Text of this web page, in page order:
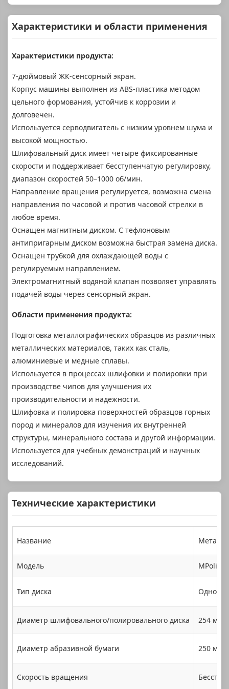
Характеристики и области применения
Характеристики продукта:
7-дюймовый ЖК-сенсорный экран.
Корпус машины выполнен из ABS-пластика методом
цельного формования, устойчив к коррозии и
долговечен.
Используется серводвигатель с низким уровнем шума и
высокой мощностью.
Шлифовальный диск имеет четыре фиксированные
скорости и поддерживает бесступенчатую регулировку,
диапазон скоростей 50–1000 об/мин.
Направление вращения регулируется, возможна смена
направления по часовой и против часовой стрелки в
любое время.
Оснащен магнитным диском. С тефлоновым
антипригарным диском возможна быстрая замена диска.
Оснащен трубкой для охлаждающей воды с
регулируемым направлением.
Электромагнитный водяной клапан позволяет управлять
подачей воды через сенсорный экран.
Области применения продукта:
Подготовка металлографических образцов из различных
металлических материалов, таких как сталь,
алюминиевые и медные сплавы.
Используется в процессах шлифовки и полировки при
производстве чипов для улучшения их
производительности и надежности.
Шлифовка и полировка поверхностей образцов горных
пород и минералов для изучения их внутренней
структуры, минерального состава и другой информации.
Используется для учебных демонстраций и научных
исследований.
Технические характеристики
Название
Модель MPoli-1-
Тип диска
Диаметр шлифовального/полировального диска 254 мм
Диаметр абразивной бумаги 250 мм
Скорость вращения